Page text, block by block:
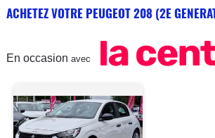
ACHETEZ VOTRE PEUGEOT 208 (2E
En occasion avec